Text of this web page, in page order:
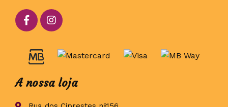
A nossa loja